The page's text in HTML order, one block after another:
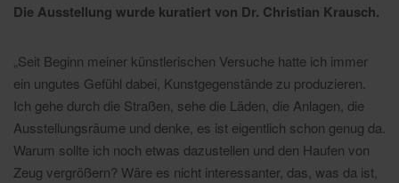
Die Ausstellung wurde kuratiert von Dr. Christian Krausch.
„Seit Beginn meiner künstlerischen Versuche hatte ich immer
ein ungutes Gefühl dabei, Kunstgegenstände zu produzieren.
Ich gehe durch die Straßen, sehe die Läden, die Anlagen, die
Ausstellungsräume und denke, es ist eigentlich schon genug da.
Warum sollte ich noch etwas dazustellen und den Haufen von
Zeug vergrößern? Wäre es nicht interessanter, das, was da ist,